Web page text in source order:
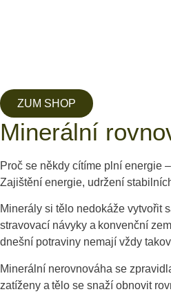
ZUM SHOP
Minerální
Proč se někdy cítíme plní energie
Zajištění energie, udržení
Minerály si tělo nedokáže vytvořit
stravovací návyky a konvenční
dnešní potraviny nemají vždy
Minerální nerovnováha se
zatíženy a tělo se snaží obnovit